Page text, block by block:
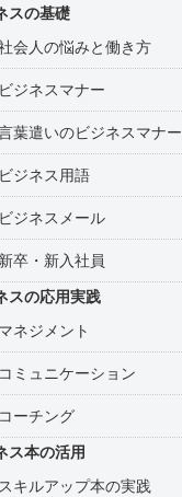
スの基礎
会人の悩みと働き方
ジネスマナー
葉遣いのビジネスマナー
ジネス用語
ジネスメール
卒・新入社員
スの応用実践
ネジメント
ミュニケーション
ーチング
ス本の活用
キルアップ本の実践